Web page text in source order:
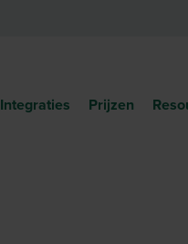
Integraties Prijzen